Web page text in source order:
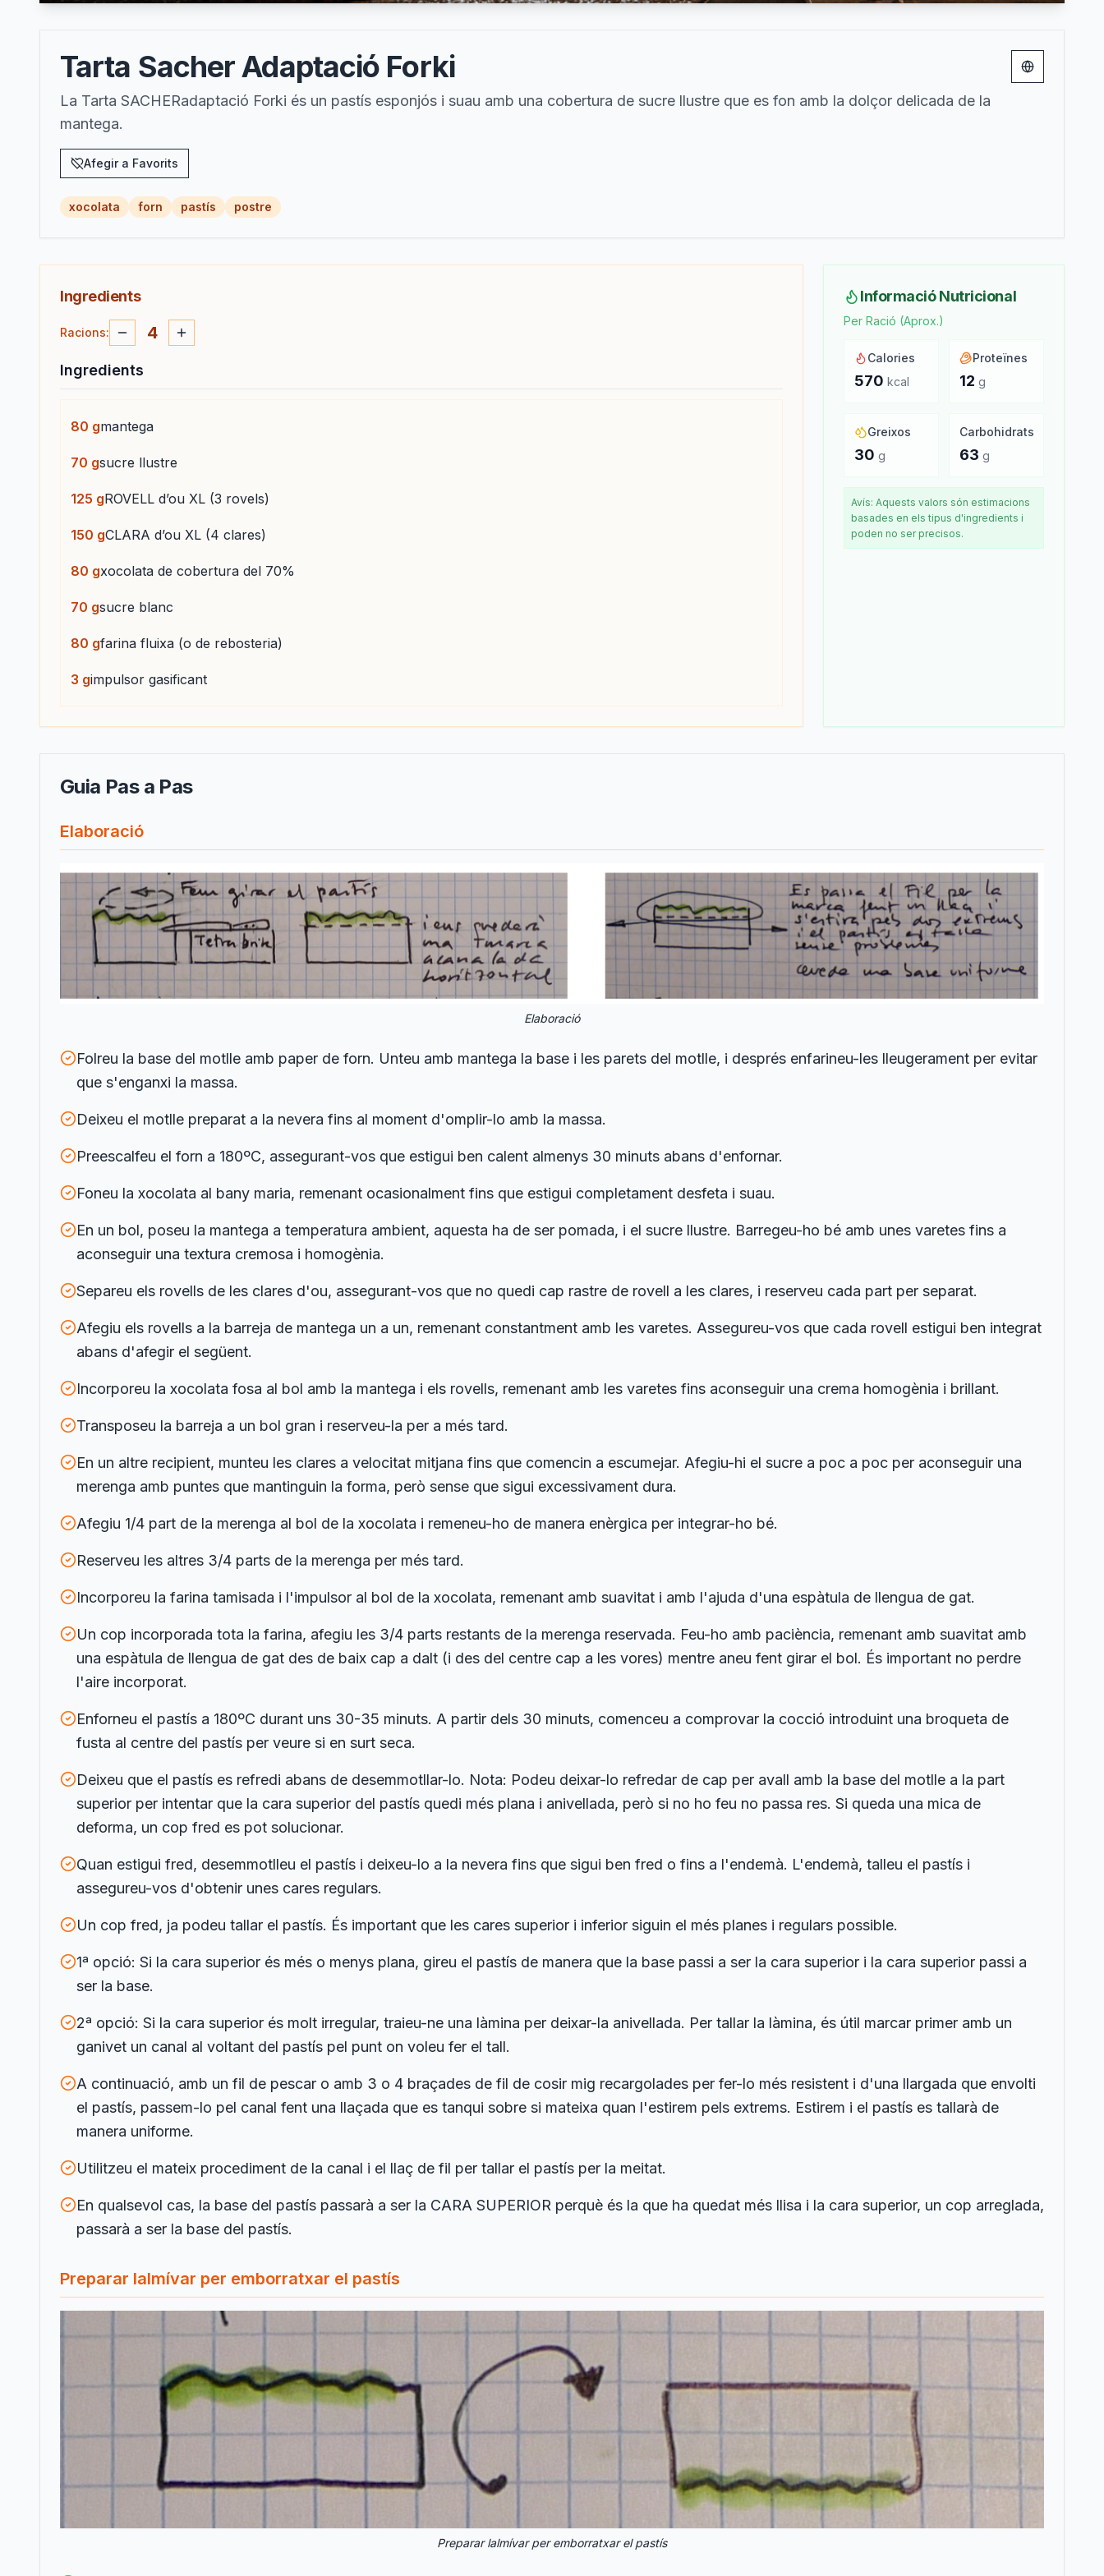
Tarta Sacher Adaptació Forki
La Tarta SACHERadaptació Forki és un pastís esponjós i suau amb una cobertura de sucre llustre que es fon amb la dolçor delicada de la
mantega.
Afegir a Favorits
Change
xocolata forn pastís postre
Ingredients
Racions: 4
Ingredients
80 gmantega
70 gsucre llustre
125 gROVELL d’ou XL (3 rovels)
150 gCLARA d’ou XL (4 clares)
80 gxocolata de cobertura del 70%
70 gsucre blanc
80 gfarina fluixa (o de rebosteria)
3 gimpulsor gasificant
Informació Nutricional
Per Ració (Aprox.)
Calories
570 kcal
Proteïnes
12 g
Greixos
30 g
Carbohidrats
63 g
Avís: Aquests valors són estimacions
basades en els tipus d'ingredients i
poden no ser precisos.
Guia Pas a Pas
Elaboració
Elaboració
Folreu la base del motlle amb paper de forn. Unteu amb mantega la base i les parets del motlle, i després enfarineu-les lleugerament per evitar
que s'enganxi la massa.
Deixeu el motlle preparat a la nevera fins al moment d'omplir-lo amb la massa.
Preescalfeu el forn a 180ºC, assegurant-vos que estigui ben calent almenys 30 minuts abans d'enfornar.
Foneu la xocolata al bany maria, remenant ocasionalment fins que estigui completament desfeta i suau.
En un bol, poseu la mantega a temperatura ambient, aquesta ha de ser pomada, i el sucre llustre. Barregeu-ho bé amb unes varetes fins a
aconseguir una textura cremosa i homogènia.
Separeu els rovells de les clares d'ou, assegurant-vos que no quedi cap rastre de rovell a les clares, i reserveu cada part per separat.
Afegiu els rovells a la barreja de mantega un a un, remenant constantment amb les varetes. Assegureu-vos que cada rovell estigui ben integrat
abans d'afegir el següent.
Incorporeu la xocolata fosa al bol amb la mantega i els rovells, remenant amb les varetes fins aconseguir una crema homogènia i brillant.
Transposeu la barreja a un bol gran i reserveu-la per a més tard.
En un altre recipient, munteu les clares a velocitat mitjana fins que comencin a escumejar. Afegiu-hi el sucre a poc a poc per aconseguir una
merenga amb puntes que mantinguin la forma, però sense que sigui excessivament dura.
Afegiu 1/4 part de la merenga al bol de la xocolata i remeneu-ho de manera enèrgica per integrar-ho bé.
Reserveu les altres 3/4 parts de la merenga per més tard.
Incorporeu la farina tamisada i l'impulsor al bol de la xocolata, remenant amb suavitat i amb l'ajuda d'una espàtula de llengua de gat.
Un cop incorporada tota la farina, afegiu les 3/4 parts restants de la merenga reservada. Feu-ho amb paciència, remenant amb suavitat amb
una espàtula de llengua de gat des de baix cap a dalt (i des del centre cap a les vores) mentre aneu fent girar el bol. És important no perdre
l'aire incorporat.
Enforneu el pastís a 180ºC durant uns 30-35 minuts. A partir dels 30 minuts, comenceu a comprovar la cocció introduint una broqueta de
fusta al centre del pastís per veure si en surt seca.
Deixeu que el pastís es refredi abans de desemmotllar-lo. Nota: Podeu deixar-lo refredar de cap per avall amb la base del motlle a la part
superior per intentar que la cara superior del pastís quedi més plana i anivellada, però si no ho feu no passa res. Si queda una mica de
deforma, un cop fred es pot solucionar.
Quan estigui fred, desemmotlleu el pastís i deixeu-lo a la nevera fins que sigui ben fred o fins a l'endemà. L'endemà, talleu el pastís i
assegureu-vos d'obtenir unes cares regulars.
Un cop fred, ja podeu tallar el pastís. És important que les cares superior i inferior siguin el més planes i regulars possible.
1ª opció: Si la cara superior és més o menys plana, gireu el pastís de manera que la base passi a ser la cara superior i la cara superior passi a
ser la base.
2ª opció: Si la cara superior és molt irregular, traieu-ne una làmina per deixar-la anivellada. Per tallar la làmina, és útil marcar primer amb un
ganivet un canal al voltant del pastís pel punt on voleu fer el tall.
A continuació, amb un fil de pescar o amb 3 o 4 braçades de fil de cosir mig recargolades per fer-lo més resistent i d'una llargada que envolti
el pastís, passem-lo pel canal fent una llaçada que es tanqui sobre si mateixa quan l'estirem pels extrems. Estirem i el pastís es tallarà de
manera uniforme.
Utilitzeu el mateix procediment de la canal i el llaç de fil per tallar el pastís per la meitat.
En qualsevol cas, la base del pastís passarà a ser la CARA SUPERIOR perquè és la que ha quedat més llisa i la cara superior, un cop arreglada,
passarà a ser la base del pastís.
Preparar lalmívar per emborratxar el pastís
Preparar lalmívar per emborratxar el pastís